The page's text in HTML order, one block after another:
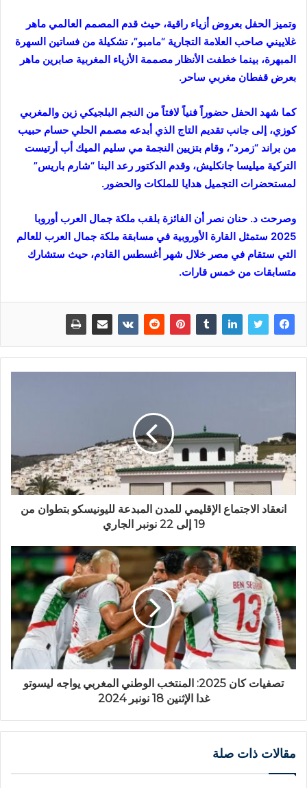
وتميز الحفل بعروض أزياء راقية، حيث قدم المصمم العالمي ماهر
غلاييني صاحب العلامة التجارية “مامبو”، تشكيلة من فساتين السهرة
المبهرة، بينما خطفت الأنظار مصممة الأزياء المغربية صابرين ماهر
بعرض قفطان مغربي ساحر.
كما شهد الحفل حضوراً فنياً لافتاً من النجم البلجيكي زين والمغربي
كوزي، إلى جانب تقديم التاج الذي أبدعه مصمم الحلي حسام حبيب
من براند “زمرد”، وقام بتزيين النجمة مي سليم الميك أب أرتيست
التركية ميليسا جانكليش، وقدم الدكتور رعد البنا “شارم باريس”
لمستحضرات التجميل هدايا للملكات والحضور.
وصرحت د. حنان نصر أن الفائزة بلقب ملكة جمال العرب أوروبا
2025 ستمثل القارة الأوروبية في مسابقة ملكة جمال العرب للعالم
التي ستقام في مصر خلال شهر أغسطس القادم، حيث ستشارك
متسابقات من خمس قارات.
انعقاد الاجتماع الإقليمي للمدن المبدعة لليونيسكو بتطوان من
19 إلى 22 نونبر الجاري
تصفيات كان 2025: المنتخب الوطني المغربي يواجه ليسوتو
غدا الإثنين 18 نونبر 2024
مقالات ذات صلة